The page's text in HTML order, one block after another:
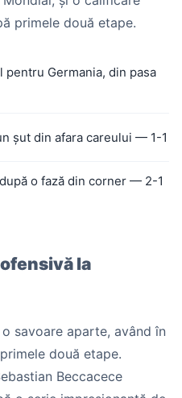
primele două etape.
pentru Germania, din pasa
șut din afara careului — 1-1
o fază din corner — 2-1
la
savoare aparte, având în
două etape.
Beccacece